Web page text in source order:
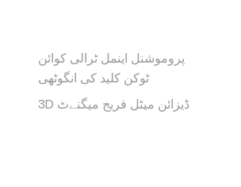
پروموشنل اینمل ٹرالی کوائن
ٹوکن کلید کی انگوٹھی
3D ڈیزائن میٹل فریج میگنےٹ